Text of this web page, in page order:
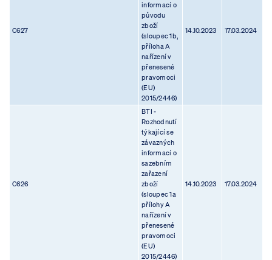
C627
informací o
původu
zboží
(sloupec 1b,
příloha A
nařízení v
přenesené
pravomoci
(EU)
2015/2446)
14.10.2023 17.03.2024
C626
BTI -
Rozhodnutí
týkající se
závazných
informací o
sazebním
zařazení
zboží
(sloupec 1a
přílohy A
nařízení v
přenesené
pravomoci
(EU)
2015/2446)
14.10.2023 17.03.2024